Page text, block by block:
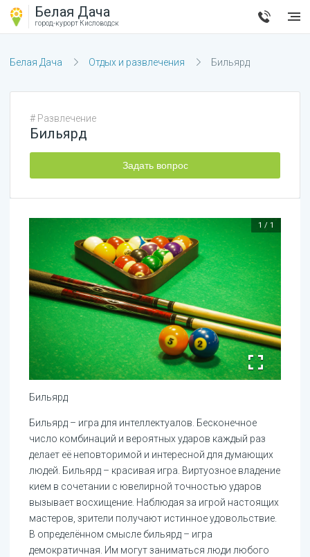
Белая Дача
город-курорт Кисловодск
Белая Дача Отдых и развлечения Бильярд
# Развлечение
Бильярд
Задать вопрос
1 / 1
Бильярд
Бильярд – игра для интеллектуалов. Бесконечное
число комбинаций и вероятных ударов каждый раз
делает её неповторимой и интересной для думающих
людей. Бильярд – красивая игра. Виртуозное владение
кием в сочетании с ювелирной точностью ударов
вызывает восхищение. Наблюдая за игрой настоящих
мастеров, зрители получают истинное удовольствие.
В определённом смысле бильярд – игра
демократичная. Им могут заниматься люди любого